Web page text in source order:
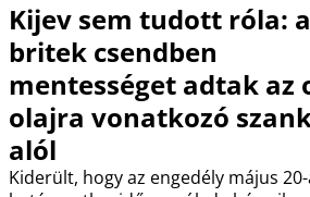
Kijev sem tudott róla: a
britek csendben
mentességet adtak az
olajra vonatkozó
alól
Kiderült, hogy az engedély május